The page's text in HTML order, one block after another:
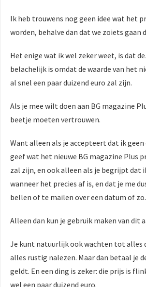
Ik heb trouwens nog geen idee wat het
worden, behalve dan dat we zoiets gaan
Het enige wat ik wel zeker weet, is dat
belachelijk is omdat de waarde van het
al snel een paar duizend euro zal zijn.
Als je mee wilt doen aan BG magazine
beetje moeten vertrouwen.
Want alleen als je accepteert dat ik
geef wat het nieuwe BG magazine Plus
zal zijn, en ook alleen als je begrijpt dat
wanneer het precies af is, en dat je me
bellen of te mailen over een datum of
Alleen dan kun je gebruik maken van dit
Je kunt natuurlijk ook wachten tot alles
alles rustig nalezen. Maar dan betaal je
geldt. En een ding is zeker: die prijs is
wel een paar duizend euro.